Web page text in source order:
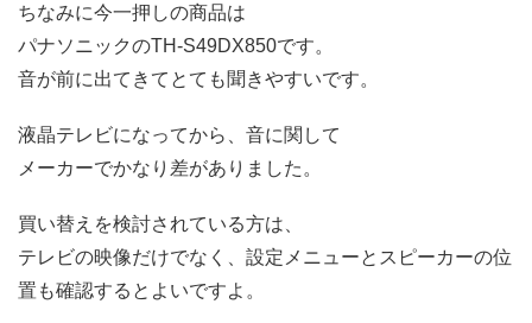
ちなみに今一押しの商品は
パナソニックのTH-S49DX850です。
音が前に出てきてとても聞きやすいです。
液晶テレビになってから、音に関して
メーカーでかなり差がありました。
買い替えを検討されている方は、
テレビの映像だけでなく、設定メニューとスピーカーの位
置も確認するとよいですよ。